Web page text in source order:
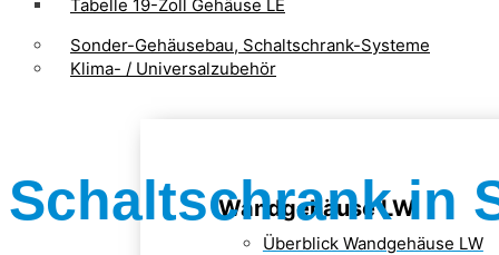
Tabelle 19-Zoll Gehäuse LE
Sonder-Gehäusebau, Schaltschrank-Systeme
Klima- / Universalzubehör
Wandgehäuse LW
Überblick Wandgehäuse LW
Schaltschrank in